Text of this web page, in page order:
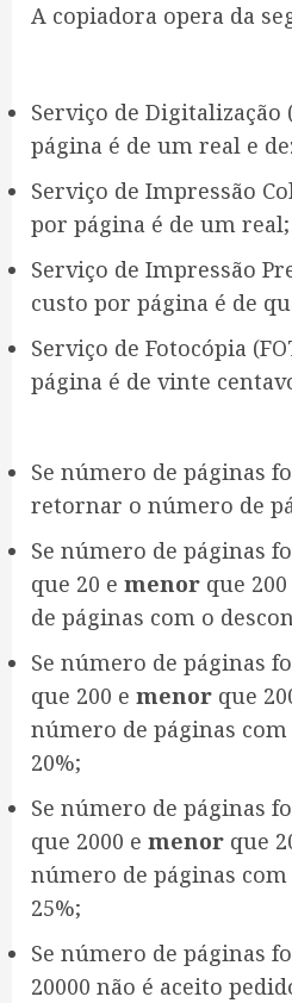
A copiadora opera da
Serviço de Digitalização
página é de um real e
Serviço de Impressão
por página é de um real;
Serviço de Impressão
custo por página é de
Serviço de Fotocópia
página é de vinte
Se número de páginas
retornar o número de
Se número de páginas
que 20 e menor que
de páginas com o
Se número de páginas
que 200 e menor que
número de páginas com
20%;
Se número de páginas
que 2000 e menor que
número de páginas com
25%;
Se número de páginas
20000 não é aceito